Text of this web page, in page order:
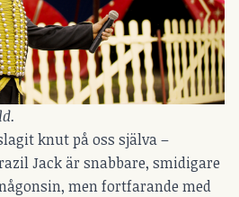
knut på oss själva –
Jack är snabbare, smidigare
men fortfarande med